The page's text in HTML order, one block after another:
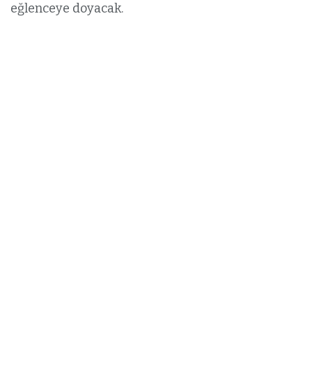
eğlenceye doyacak.